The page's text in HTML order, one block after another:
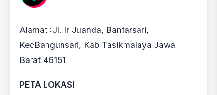
Alamat :Jl. Ir Juanda, Bantarsari,
KecBangunsari, Kab Tasikmalaya Jawa
Barat 46151
PETA LOKASI